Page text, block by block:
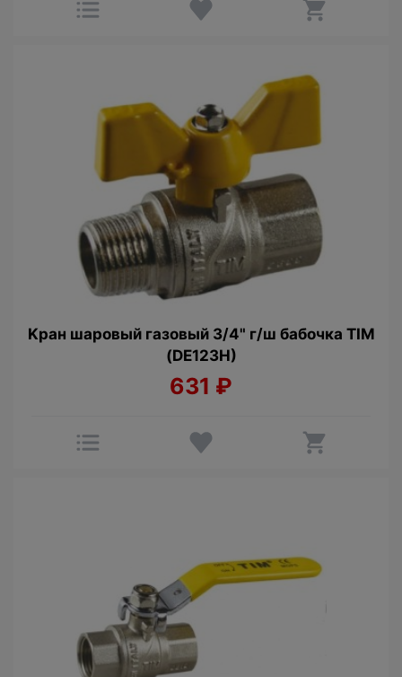
Kран шаровый гaзовый 3/4" г/ш бабочка TIM
(DE123H)
631 ₽